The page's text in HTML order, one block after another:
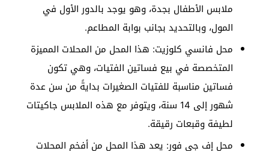
ملابس الأطفال بجدة، وهو يوجد بالدور الأول في
المول، وبالتحديد بجانب بوابة المطاعم.
محل فانسي كلوزيت: هذا المحل من المحلات المميزة
المتخصصة في بيع فساتين الفتيات، وهي تكون
فساتين مناسبة للفتيات الصغيرات بدايةً من سن عدة
شهور إلى 14 سنة، ويتوفر مع هذه الملابس جاكيتات
لطيفة وقبعات رقيقة.
محل إف جي فور: يعد هذا المحل من أفخم المحلات